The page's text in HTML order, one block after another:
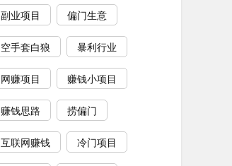
副业项目 偏门生意
空手套白狼 暴利行业
网赚项目 赚钱小项目
赚钱思路 捞偏门
互联网赚钱 冷门项目